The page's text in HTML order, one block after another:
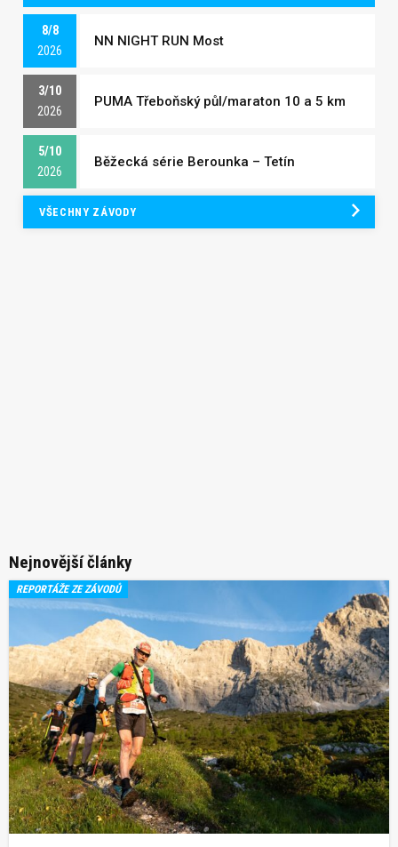
8/8
2026
NN NIGHT RUN Most
3/10
2026
PUMA Třeboňský půl/maraton 10 a 5 km
5/10
2026
Běžecká série Berounka – Tetín
VŠECHNY ZÁVODY
Nejnovější články
REPORTÁŽE ZE ZÁVODŮ